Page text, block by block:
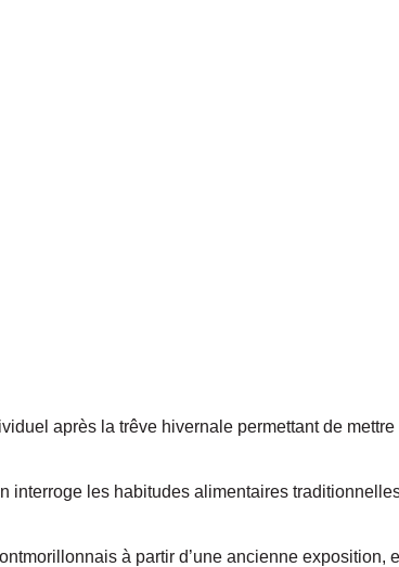
après la trêve hivernale permettant de
les habitudes alimentaires
à partir d’une ancienne exposition,